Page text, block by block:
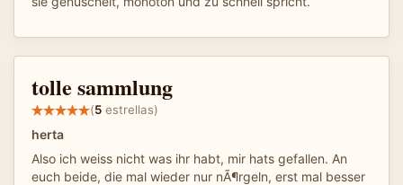
tolle sammlung
(5 estrellas)
herta
Also ich weiss nicht was ihr habt, mir hats gefallen. An
euch beide, die mal wieder nur nÃ¶rgeln, erst mal besser